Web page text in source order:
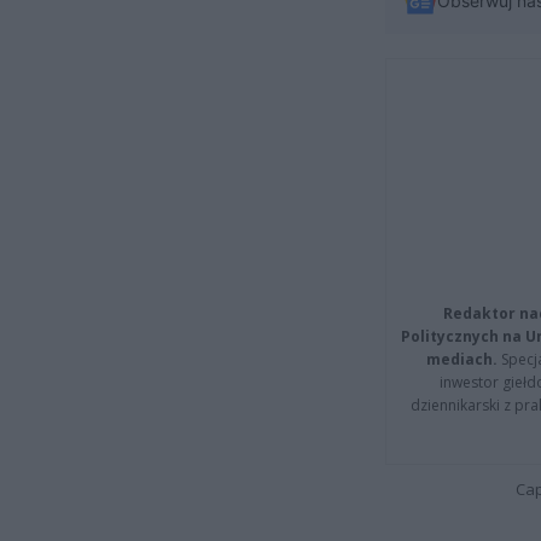
Redaktor
Politycznych na
mediach.
inwestor
dziennikarski z